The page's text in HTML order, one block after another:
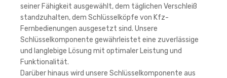
seiner Fähigkeit ausgewählt, dem täglichen Verschleiß
standzuhalten, dem Schlüsselköpfe von Kfz-
Fernbedienungen ausgesetzt sind. Unsere
Schlüsselkomponente gewährleistet eine zuverlässige
und langlebige Lösung mit optimaler Leistung und
Funktionalität.
Darüber hinaus wird unsere Schlüsselkomponente aus